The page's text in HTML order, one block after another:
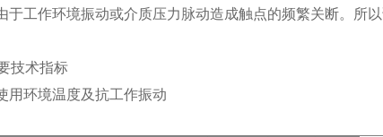
于工作环境振动或介质压力脉动造成触点的频繁关断。所
技术指标
用环境温度及抗工作振动